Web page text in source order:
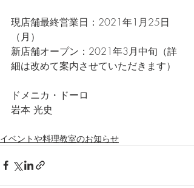
現店舗最終営業日：2021年1月25日
（月）
新店舗オープン：2021年3月中旬（詳
細は改めて案内させていただきます）
ドメニカ・ドーロ
岩本 光史
イベントや料理教室のお知らせ